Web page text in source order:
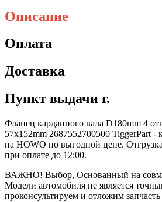
Описание
Оплата
Доставка
Пункт выдачи г.
Фланец карданного вала D180mm 4
57х152mm 2687552700500 TiggerPart -
на HOWO по выгодной цене. Отгрузка
при оплате до 12:00.
ВАЖНО! Выбор, Основанный на
Модели автомобиля не является
проконсультируем и отложим запчасть